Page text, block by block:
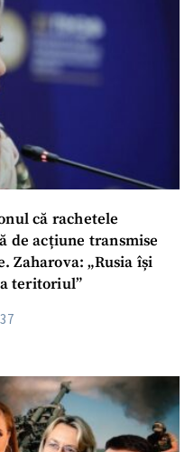
că rachetele
de acțiune transmise
Zaharova: „Rusia își
teritoriul”